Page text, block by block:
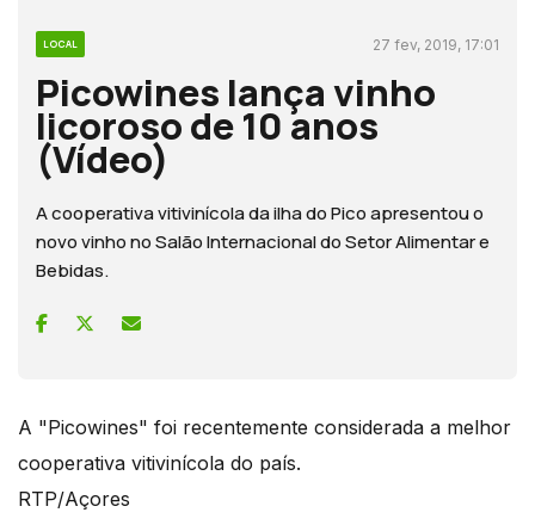
LOCAL 27 fev, 2019, 17:01
Picowines lança vinho
licoroso de 10 anos
(Vídeo)
A cooperativa vitivinícola da ilha do Pico apresentou o
novo vinho no Salão Internacional do Setor Alimentar e
Bebidas.
A "Picowines" foi recentemente considerada a melhor
cooperativa vitivinícola do país.
RTP/Açores